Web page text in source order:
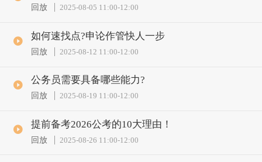
回放 2025-08-05 11:00-12:00
如何速找点?申论作管快人一步
回放 2025-08-12 11:00-12:00
公务员需要具备哪些能力?
回放 2025-08-19 11:00-12:00
提前备考2026公考的10大理由！
回放 2025-08-26 11:00-12:00